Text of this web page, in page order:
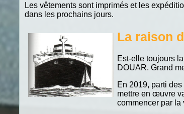
Les vêtements sont imprimés et les
dans les prochains jours.
La raison
Est-elle toujours
DOUAR. Grand
En 2019, parti
mettre en œuvre
commencer par la